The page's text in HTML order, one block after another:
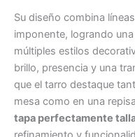
Su diseño combina
imponente, logrando
múltiples estilos
brillo, presencia y una
que el tarro destaque
mesa como en una
tapa perfectamente